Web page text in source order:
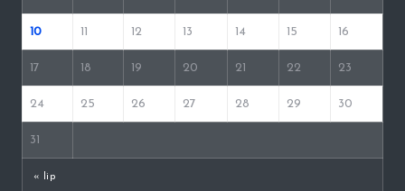
10 11 12 13 14 15 16
17 18 19 20 21 22 23
24 25 26 27 28 29 30
31
« lip